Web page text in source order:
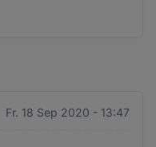
Fr. 18 Sep 2020 - 13:47